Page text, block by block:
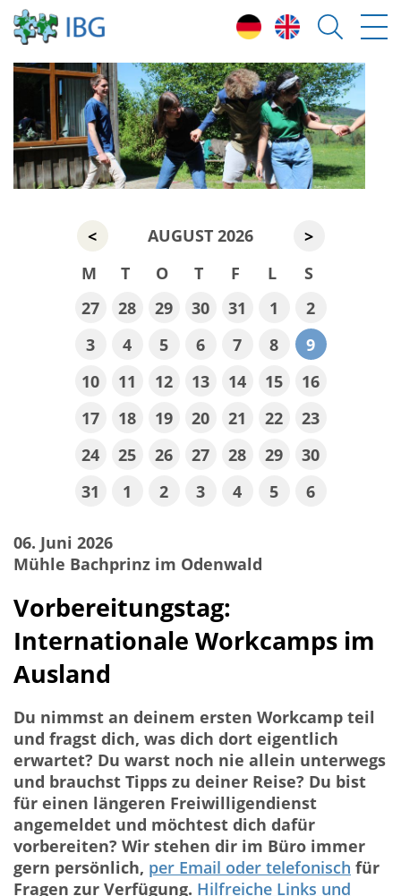
< AUGUST 2026
>
M
T O T F L
S
27
28 29 30 31 1
2
3
4 5 6 7 8
9
10
11 12 13 14 15
16
17
18 19 20 21 22
23
24
25 26 27 28 29
30
31
1 2 3 4 5 6
06. Juni 2026
Mühle Bachprinz im Odenwald
Vorbereitungstag:
Internationale Workcamps im
Ausland
Du nimmst an deinem ersten Workcamp teil
und fragst dich, was dich dort eigentlich
erwartet? Du warst noch nie allein unterwegs
und brauchst Tipps zu deiner Reise? Du bist
für einen längeren Freiwilligendienst
angemeldet und möchtest dich dafür
vorbereiten? Wir stehen dir im Büro immer
gern persönlich, per Email oder telefonisch für
Fragen zur Verfügung. Hilfreiche Links und